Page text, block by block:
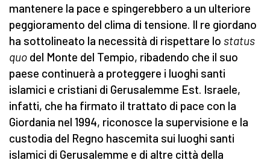
mantenere la pace e spingerebbero a un ulteriore
peggioramento del clima di tensione. Il re giordano
ha sottolineato la necessità di rispettare lo status
quo del Monte del Tempio, ribadendo che il suo
paese continuerà a proteggere i luoghi santi
islamici e cristiani di Gerusalemme Est. Israele,
infatti, che ha firmato il trattato di pace con la
Giordania nel 1994, riconosce la supervisione e la
custodia del Regno hascemita sui luoghi santi
islamici di Gerusalemme e di altre città della